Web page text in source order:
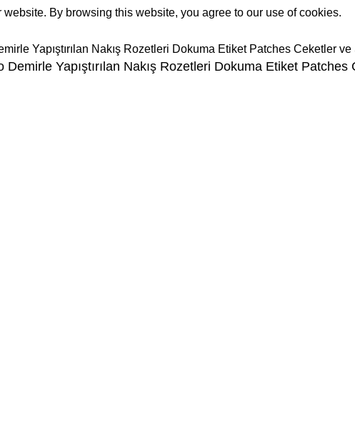
By browsing this website, you agree to our use of cookies.
Demirle Yapıştırılan Nakış Rozetleri Dokuma Etiket